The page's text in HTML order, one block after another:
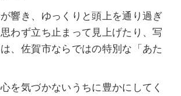
響き、ゆっくりと頭上を通り過ぎ
わず立ち止まって見上げたり、写
、佐賀市ならではの特別な「あた
を気づかないうちに豊かにしてく